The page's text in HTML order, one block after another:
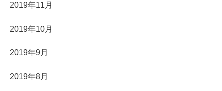
2019年11月
2019年10月
2019年9月
2019年8月